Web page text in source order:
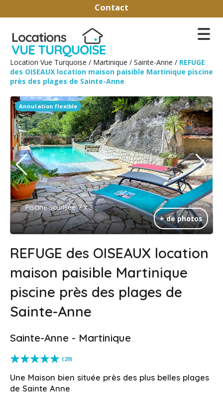
Contact
Location Vue Turquoise / Martinique / Sainte-Anne / REFUGE
des OISEAUX location maison paisible Martinique piscine
près des plages de Sainte-Anne
+ de photos
Annulation flexible
Piscine scurisée 7 x 3
REFUGE des OISEAUX location
maison paisible Martinique
piscine près des plages de
Sainte-Anne
Sainte-Anne - Martinique
(29)
Une Maison bien située près des plus belles plages
de Sainte Anne